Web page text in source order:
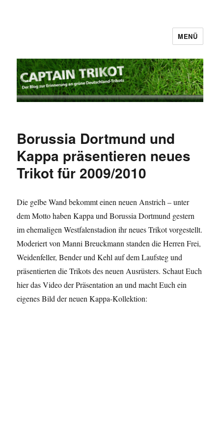
MENÜ
Borussia Dortmund und
Kappa präsentieren neues
Trikot für 2009/2010
Die gelbe Wand bekommt einen neuen Anstrich – unter
dem Motto haben Kappa und Borussia Dortmund gestern
im ehemaligen Westfalenstadion ihr neues Trikot vorgestellt.
Moderiert von Manni Breuckmann standen die Herren Frei,
Weidenfeller, Bender und Kehl auf dem Laufsteg und
präsentierten die Trikots des neuen Ausrüsters. Schaut Euch
hier das Video der Präsentation an und macht Euch ein
eigenes Bild der neuen Kappa-Kollektion: